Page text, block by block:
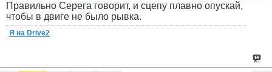
Правильно Серега говорит, и сцепу плавно опускай,
чтобы в двиге не было рывка.
Я на Drive2